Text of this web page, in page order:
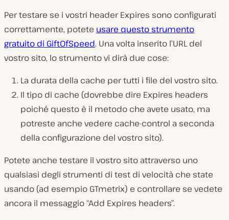
Per testare se i vostri header Expires sono configurati
correttamente, potete usare questo strumento
gratuito di GiftOfSpeed. Una volta inserito l’URL del
vostro sito, lo strumento vi dirà due cose:
La durata della cache per tutti i file del vostro sito.
Il tipo di cache (dovrebbe dire Expires headers
poiché questo è il metodo che avete usato, ma
potreste anche vedere cache-control a seconda
della configurazione del vostro sito).
Potete anche testare il vostro sito attraverso uno
qualsiasi degli strumenti di test di velocità che state
usando (ad esempio GTmetrix) e controllare se vedete
ancora il messaggio “Add Expires headers”.